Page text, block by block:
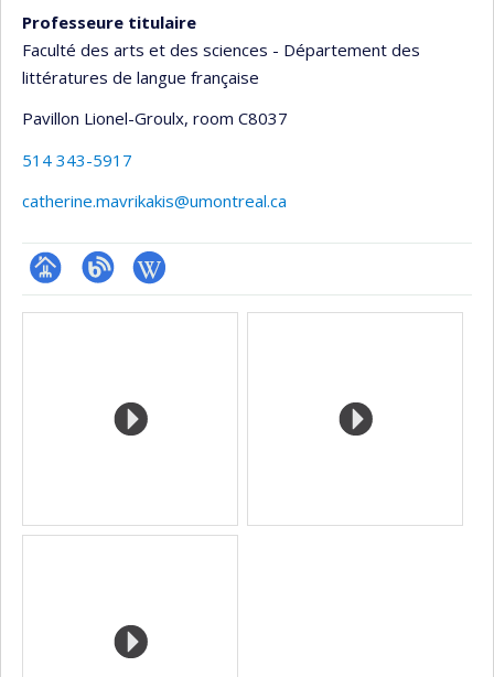
Professeure titulaire
Faculté des arts et des sciences - Département des
littératures de langue française
Pavillon Lionel-Groulx, room C8037
514 343-5917
catherine.mavrikakis@umontreal.ca
Page BlogueWiki
Media